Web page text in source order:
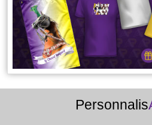
Personnalis